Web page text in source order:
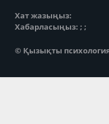
Хат жазыңыз:
Хабарласыңыз: ; ;
© Қызықты